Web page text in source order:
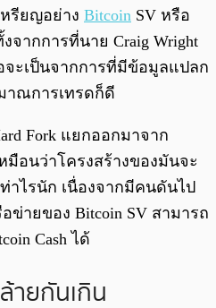
รียญอย่าง Bitcoin SV หรือ
ากการที่นาย Craig Wright
ะเป็นจากการที่มีข้อมูลแปลก
าณการเทรดก็ดี
Fork แยกออกมาจาก
มือนว่าโครงสร้างของมันจะ
าไรนัก เนื่องจากมีคนดันไป
ข่ายของ Bitcoin SV สามารถ
Cash ได้
ยกันเกิน